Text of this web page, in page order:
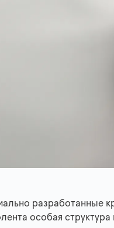
разработанные
особая